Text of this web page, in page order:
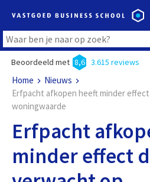
Beoordeeld met 8,6 3.615 reviews
Home
Nieuws
Erfpacht afkopen heeft minder
woningwaarde
Erfpacht
minder effect